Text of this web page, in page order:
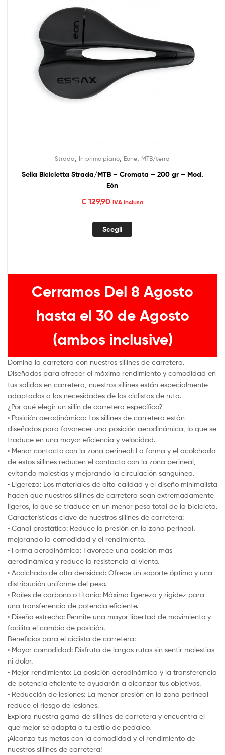
Strada In primo piano Eone MTB/terra
Sella Bicicletta Strada/MTB – Cromata – 200 gr – Mod.
Eón
€129,90 IVA inclusa
Scegli
Cerramos Del 8 Agosto
hasta el 30 de Agosto
(ambos inclusive)
Domina la carretera con nuestros sillines de carretera.
Diseñados para ofrecer el máximo rendimiento y comodidad en
tus salidas en carretera, nuestros sillines están especialmente
adaptados a las necesidades de los ciclistas de ruta.
¿Por qué elegir un sillín de carretera específico?
• Posición aerodinámica: Los sillines de carretera están
diseñados para favorecer una posición aerodinámica, lo que se
traduce en una mayor eficiencia y velocidad.
• Menor contacto con la zona perineal: La forma y el acolchado
de estos sillines reducen el contacto con la zona perineal,
evitando molestias y mejorando la circulación sanguínea.
• Ligereza: Los materiales de alta calidad y el diseño minimalista
hacen que nuestros sillines de carretera sean extremadamente
ligeros, lo que se traduce en un menor peso total de la bicicleta.
Características clave de nuestros sillines de carretera:
• Canal prostático: Reduce la presión en la zona perineal,
mejorando la comodidad y el rendimiento.
• Forma aerodinámica: Favorece una posición más
aerodinámica y reduce la resistencia al viento.
• Acolchado de alta densidad: Ofrece un soporte óptimo y una
distribución uniforme del peso.
• Raíles de carbono o titanio: Máxima ligereza y rigidez para
una transferencia de potencia eficiente.
• Diseño estrecho: Permite una mayor libertad de movimiento y
facilita el cambio de posición.
Beneficios para el ciclista de carretera:
• Mayor comodidad: Disfruta de largas rutas sin sentir molestias
ni dolor.
• Mejor rendimiento: La posición aerodinámica y la transferencia
de potencia eficiente te ayudarán a alcanzar tus objetivos.
• Reducción de lesiones: La menor presión en la zona perineal
reduce el riesgo de lesiones.
Explora nuestra gama de sillines de carretera y encuentra el
que mejor se adapta a tu estilo de pedaleo.
¡Alcanza tus metas con la comodidad y el rendimiento de
nuestros sillines de carretera!